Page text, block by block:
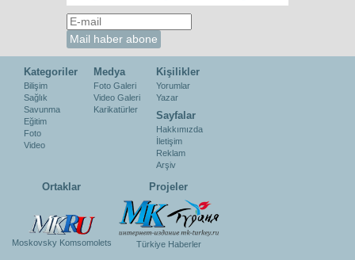
Kategoriler
Bilişim
Sağlık
Savunma
Eğitim
Foto
Video
Medya
Foto Galeri
Video Galeri
Karikatürler
Kişilikler
Yorumlar
Yazar
Sayfalar
Hakkımızda
İletişim
Reklam
Arşiv
Ortaklar
Moskovsky Komsomolets
Projeler
Türkiye Haberler